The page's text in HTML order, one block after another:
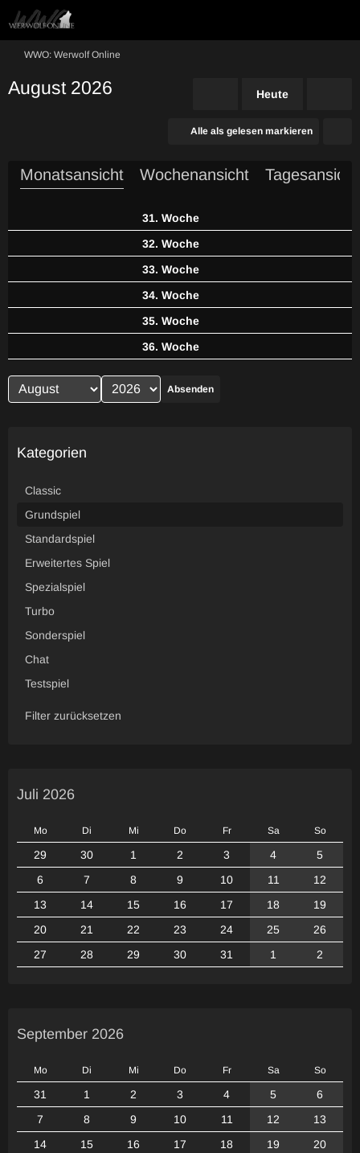
WWO: Werwolf Online
August 2026 Heute
Alle als gelesen markieren
Monatsansicht Wochenansicht Tagesansicht
31. Woche
32. Woche
33. Woche
34. Woche
35. Woche
36. Woche
Absenden
Kategorien
Classic
Grundspiel
Standardspiel
Erweitertes Spiel
Spezialspiel
Turbo
Sonderspiel
Chat
Testspiel
Filter zurücksetzen
Juli 2026
Mo Di Mi Do Fr Sa So
29 30 1 2 3 4
5
6
7 8 9 10 11
12
13
14 15 16 17 18
19
20
21 22 23 24 25
26
27
28 29 30 31 1 2
September 2026
Mo Di Mi Do Fr Sa So
31 1 2 3 4 5
6
7
8 9 10 11 12
13
14
15 16 17 18 19
20